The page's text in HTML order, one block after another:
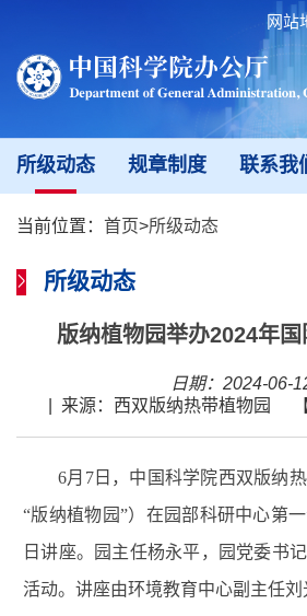
网站
所级动态 规章制度 联系我
当前位置： 首页>所级动态
所级动态
版纳植物园举办2024年
日期：2024-06-
来源：西双版纳热带植物园
6月7日，中国科学院西双版纳
“版纳植物园”）在园部科研中心第
日讲座。园主任杨永平，园党委书
活动。讲座由环境教育中心副主任刘